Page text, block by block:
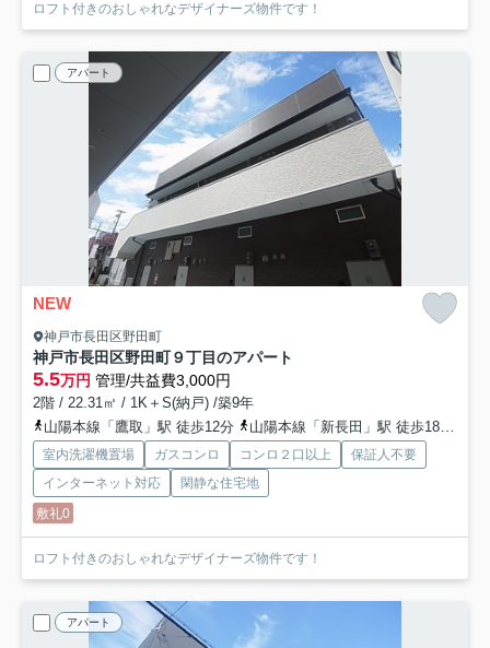
ロフト付きのおしゃれなデザイナーズ物件です！
アパート
NEW
神戸市長田区野田町
神戸市長田区野田町９丁目のアパート
5.5万円 管理/共益費3,000円
2階 / 22.31㎡ / 1K＋S(納戸) /築9年
山陽本線「鷹取」駅 徒歩12分
山陽本線「新長田」駅 徒歩18分
室内洗濯機置場 ガスコンロ コンロ２口以上
保証人不要
インターネット対応
閑静な住宅地
敷礼0
ロフト付きのおしゃれなデザイナーズ物件です！
アパート